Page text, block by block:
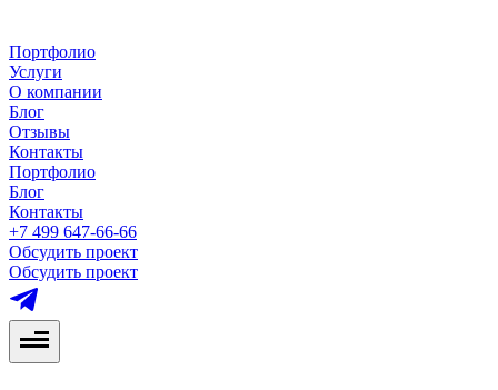
Портфолио
Услуги
О компании
Блог
Отзывы
Контакты
Портфолио
Блог
Контакты
+7 499 647-66-66
Обсудить проект
Обсудить проект